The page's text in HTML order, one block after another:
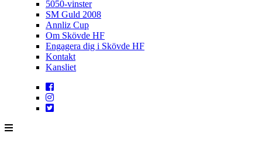
5050-vinster
SM Guld 2008
Annliz Cup
Om Skövde HF
Engagera dig i Skövde HF
Kontakt
Kansliet